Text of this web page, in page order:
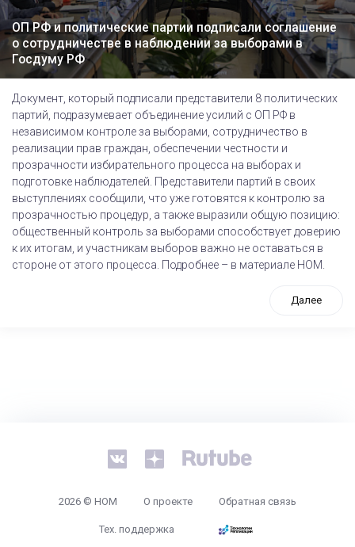
ОП РФ и политические партии подписали соглашение
о сотрудничестве в наблюдении за выборами в
Госдуму РФ
Документ, который подписали представители 8 политических
партий, подразумевает объединение усилий с ОП РФ в
независимом контроле за выборами, сотрудничество в
реализации прав граждан, обеспечении честности и
прозрачности избирательного процесса на выборах и
подготовке наблюдателей. Представители партий в своих
выступлениях сообщили, что уже готовятся к контролю за
прозрачностью процедур, а также выразили общую позицию:
общественный контроль за выборами способствует доверию
к их итогам, и участникам выборов важно не оставаться в
стороне от этого процесса. Подробнее – в материале НОМ.
Далее
2026 © НОМ О проекте Обратная связь
Тех. поддержка